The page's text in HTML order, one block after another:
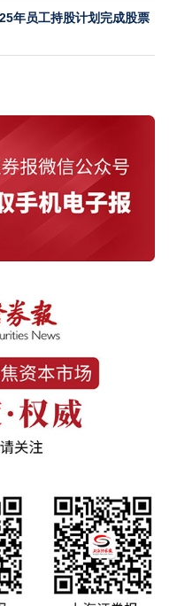
年员工持股计划完成股票